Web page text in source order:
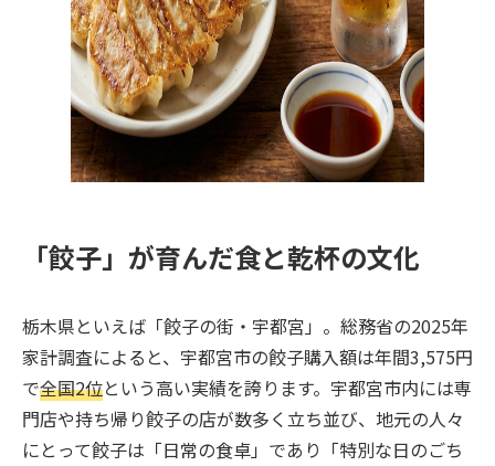
「餃子」が育んだ食と乾杯の文化
栃木県といえば「餃子の街・宇都宮」。総務省の2025年
家計調査によると、宇都宮市の餃子購入額は年間3,575円
で全国2位という高い実績を誇ります。宇都宮市内には専
門店や持ち帰り餃子の店が数多く立ち並び、地元の人々
にとって餃子は「日常の食卓」であり「特別な日のごち